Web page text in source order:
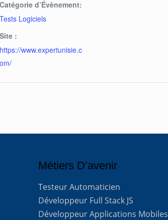
Catégorie d’Évènement:
Tests Logiciels
Site :
https://www.expertunisie.c
om/
Métiers D’avenir
Testeur Automaticien
Développeur Full Stack JS
Développeur Applications Mobiles